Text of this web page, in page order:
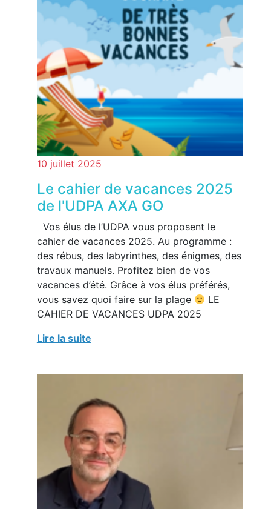
10 juillet 2025
Le cahier de vacances 2025
de l'UDPA AXA GO
Vos élus de l’UDPA vous proposent le
cahier de vacances 2025. Au programme :
des rébus, des labyrinthes, des énigmes, des
travaux manuels. Profitez bien de vos
vacances d’été. Grâce à vos élus préférés,
vous savez quoi faire sur la plage
LE
CAHIER DE VACANCES UDPA 2025
Lire la suite